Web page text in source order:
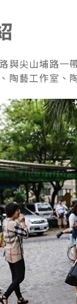
與尖山埔路
陶藝工作室